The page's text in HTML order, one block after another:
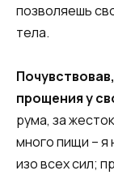
позволяешь
тела.
прощения у
рума, за
много пищи – я
изо всех сил;